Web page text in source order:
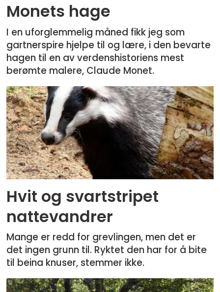
Monets hage
I en uforglemmelig måned fikk jeg som
gartnerspire hjelpe til og lære, i den bevarte
hagen til en av verdenshistoriens mest
berømte malere, Claude Monet.
Hvit og svartstripet
nattevandrer
Mange er redd for grevlingen, men det er
det ingen grunn til. Ryktet den har for å bite
til beina knuser, stemmer ikke.